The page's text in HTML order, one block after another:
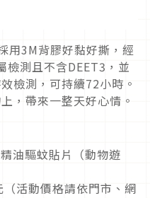
用3M背膠好黏好撕，經
檢測且不含DEET3，並
檢測，可持續72小時。
，帶來一整天好心情。
油驅蚊貼片（動物遊
活動價格請依門市、網